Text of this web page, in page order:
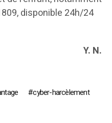
disponible 24h/24
Y. N.
cyber-harcèlement